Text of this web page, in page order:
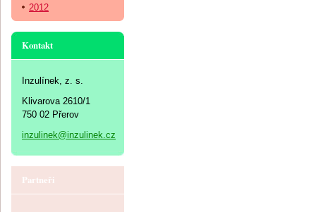
2012
Kontakt
Inzulínek, z. s.
Klivarova 2610/1
750 02 Přerov
inzulinek@inzulinek.cz
Partneři